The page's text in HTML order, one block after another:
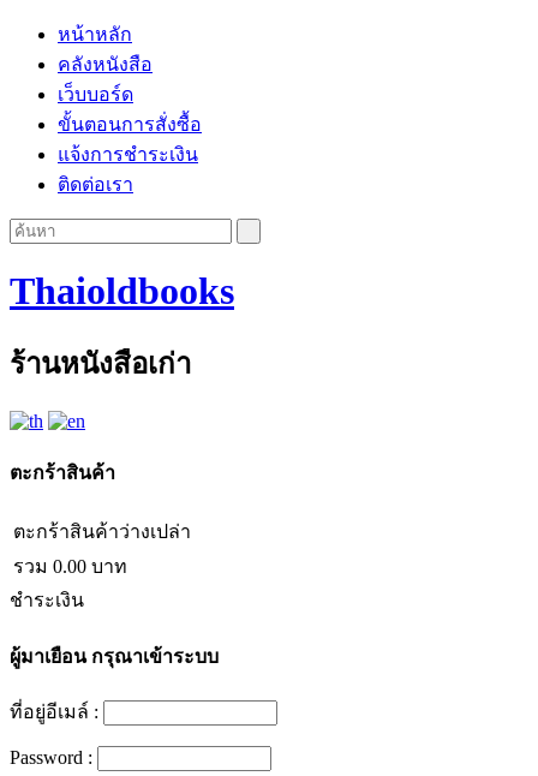
หน้าหลัก
คลังหนังสือ
เว็บบอร์ด
ขั้นตอนการสั่งซื้อ
แจ้งการชำระเงิน
ติดต่อเรา
Thaioldbooks
ร้านหนังสือเก่า
ตะกร้าสินค้า
ตะกร้าสินค้าว่างเปล่า
รวม 0.00 บาท
ชำระเงิน
ผู้มาเยือนกรุณาเข้าระบบ
ที่อยู่อีเมล์ :
Password :